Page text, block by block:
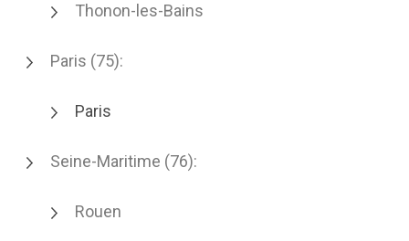
Thonon-les-Bains
Paris (75):
Paris
Seine-Maritime (76):
Rouen